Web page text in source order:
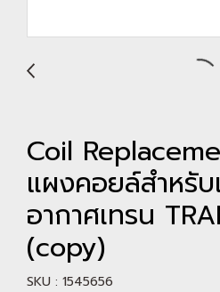
Coil
แผงคอยล์สำหรับ
อากาศเทรน
(copy)
SKU : 1545656